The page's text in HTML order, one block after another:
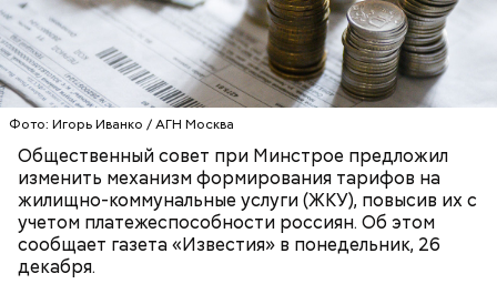
Фото: Игорь Иванко / АГН Москва
Общественный совет при Минстрое предложил
изменить механизм формирования тарифов на
жилищно-коммунальные услуги (ЖКУ), повысив их с
учетом платежеспособности россиян. Об этом
сообщает газета «Известия» в понедельник, 26
декабря.